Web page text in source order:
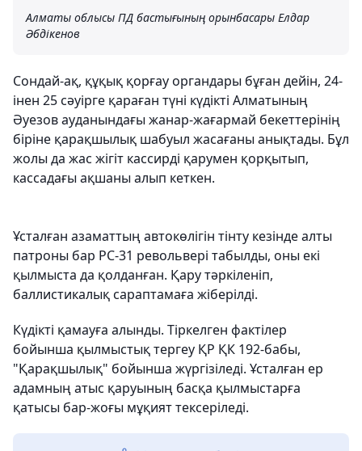
Алматы облысы ПД бастығының орынбасары Елдар
Әбдікенов
Сондай-ақ, құқық қорғау органдары бұған дейін, 24-
інен 25 сәуірге қараған түні күдікті Алматының
Әуезов ауданындағы жанар-жағармай бекеттерінің
біріне қарақшылық шабуыл жасағаны анықтады. Бұл
жолы да жас жігіт кассирді қарумен қорқытып,
кассадағы ақшаны алып кеткен.
Ұсталған азаматтың автокөлігін тінту кезінде алты
патроны бар РС-31 револьвері табылды, оны екі
қылмыста да қолданған. Қару тәркіленіп,
баллистикалық сараптамаға жіберілді.
Күдікті қамауға алынды. Тіркелген фактілер
бойынша қылмыстық тергеу ҚР ҚК 192-бабы,
"Қарақшылық" бойынша жүргізіледі. Ұсталған ер
адамның атыс қаруының басқа қылмыстарға
қатысы бар-жоғы мұқият тексеріледі.